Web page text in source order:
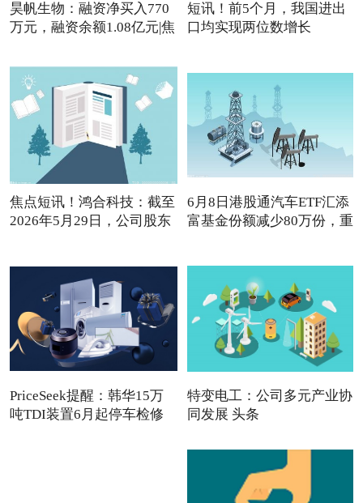
昊帆生物：融资净买入770
万元，融资余额1.08亿元|焦
短讯！前5个月，我国进出
口均实现两位数增长
焦点短讯！鸿合科技：截至
2026年5月29日，公司股东
6月8日港股通汽车ETF汇添
富基金份额减少80万份，重
PriceSeek提醒：韩华15万
吨TDI装置6月起停车检修
特变电工：公司多元产业协
同发展 头条